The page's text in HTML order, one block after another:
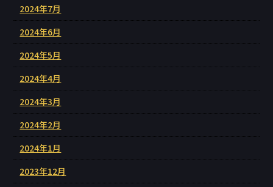
2024年7月
2024年6月
2024年5月
2024年4月
2024年3月
2024年2月
2024年1月
2023年12月